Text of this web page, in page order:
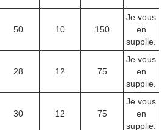
50 10 150
Je vous
en
supplie.
28 12 75
Je vous
en
supplie.
30 12 75
Je vous
en
supplie.